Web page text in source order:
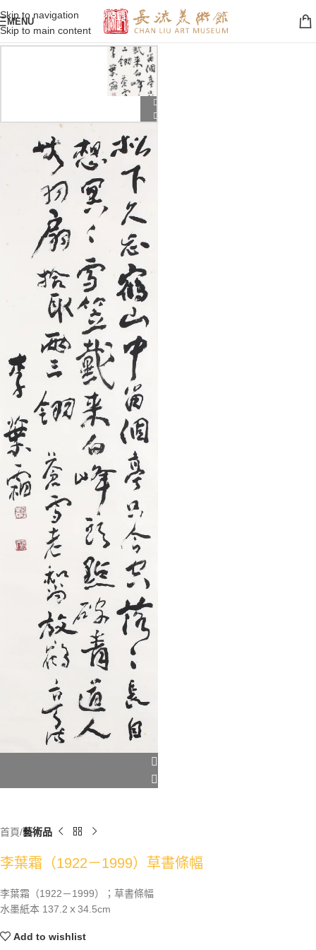
Skip to navigation
Skip to main content
MENU
首頁 藝術品
李葉霜（1922－1999）草書條幅
李葉霜（1922－1999）；草書條幅
水墨紙本 137.2ｘ34.5cm
Add to wishlist